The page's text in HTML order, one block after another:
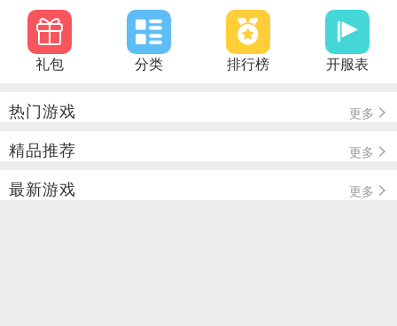
礼包 分类 排行榜 开服表
热门游戏 更多
精品推荐 更多
最新游戏 更多